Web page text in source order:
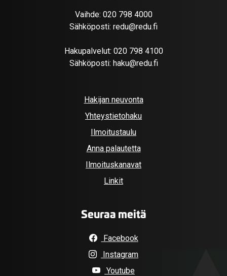
Vaihde: 020 798 4000
Sähköposti: redu@redu.fi
Hakupalvelut: 020 798 4100
Sähköposti: haku@redu.fi
Hakijan neuvonta
Yhteystietohaku
Ilmoitustaulu
Anna palautetta
Ilmoituskanavat
Linkit
Seuraa meitä
Facebook
Instagram
Youtube